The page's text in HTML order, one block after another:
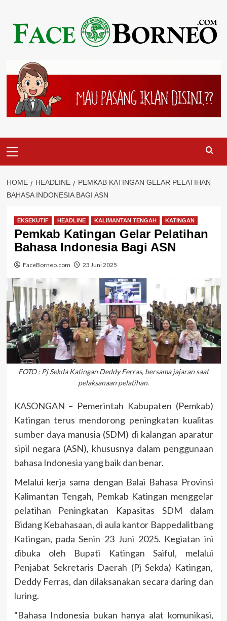
content
Menu
HOME HEADLINE
PEMKAB KATINGAN GELAR PELATIHAN
BAHASA INDONESIA BAGI ASN
EKSEKUTIF HEADLINE KALIMANTAN TENGAH KATINGAN
Pemkab Katingan Gelar Pelatihan
Bahasa Indonesia Bagi ASN
FaceBorneo.com 23 Juni 2025
FOTO : Pj Sekda Katingan Deddy Ferras, bersama jajaran saat
pelaksanaan pelatihan.
KASONGAN – Pemerintah Kabupaten (Pemkab)
Katingan terus mendorong peningkatan kualitas
sumber daya manusia (SDM) di kalangan aparatur
sipil negara (ASN), khususnya dalam penggunaan
bahasa Indonesia yang baik dan benar.
Melalui kerja sama dengan Balai Bahasa Provinsi
Kalimantan Tengah, Pemkab Katingan menggelar
pelatihan Peningkatan Kapasitas SDM dalam
Bidang Kebahasaan, di aula kantor Bappedalitbang
Katingan, pada Senin 23 Juni 2025. Kegiatan ini
dibuka oleh Bupati Katingan Saiful, melalui
Penjabat Sekretaris Daerah (Pj Sekda) Katingan,
Deddy Ferras, dan dilaksanakan secara daring dan
luring.
“Bahasa Indonesia bukan hanya alat komunikasi,